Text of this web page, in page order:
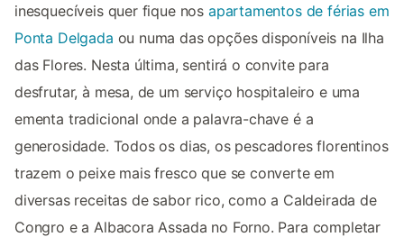
inesquecíveis quer fique nos apartamentos de férias em
Ponta Delgada ou numa das opções disponíveis na Ilha
das Flores. Nesta última, sentirá o convite para
desfrutar, à mesa, de um serviço hospitaleiro e uma
ementa tradicional onde a palavra-chave é a
generosidade. Todos os dias, os pescadores florentinos
trazem o peixe mais fresco que se converte em
diversas receitas de sabor rico, como a Caldeirada de
Congro e a Albacora Assada no Forno. Para completar